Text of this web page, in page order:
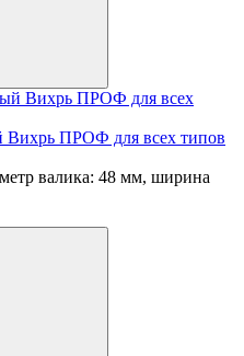
Вихрь ПРОФ для всех типов
валика: 48 мм, ширина